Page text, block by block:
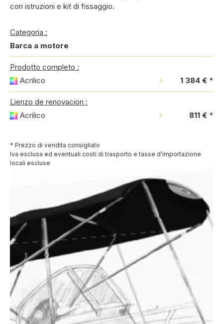
con istruzioni e kit di fissaggio.
Categoria :
Barca a motore
Prodotto completo :
Acrilico
1 384 € *
Lienzo de renovacion :
Acrilico
811 € *
* Prezzo di vendita consigliato
Iva esclusa ed eventuali costi di trasporto e tasse d’importazione
locali escluse